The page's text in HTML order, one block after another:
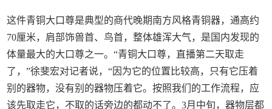
这件青铜大口尊是典型的商代晚期南方风格青铜器，通高约
70厘米，肩部饰兽首、鸟首，整体雄浑大气，是国内发现的
体量最大的大口尊之一。“青铜大口尊，直播第二天取走
了，”徐斐宏对记者说，“因为它的位置比较高，只有它压着
别的器物，没有别的器物压着它。按照我们的工作流程，应
该先取走它，不取的话旁边的都动不了。3月中旬，器物层都